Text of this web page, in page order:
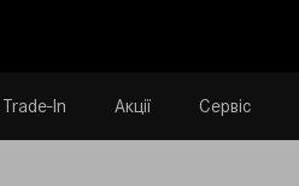
Trade-In Акції Сервіс